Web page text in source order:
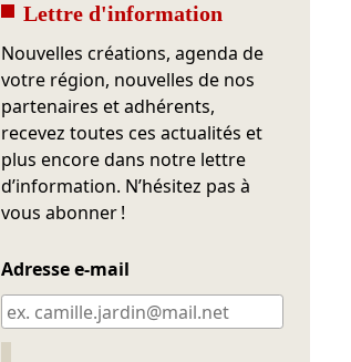
Lettre d'information
Nouvelles créations, agenda de
votre région, nouvelles de nos
partenaires et adhérents,
recevez toutes ces actualités et
plus encore dans notre lettre
d’information. N’hésitez pas à
vous abonner !
Adresse e-mail